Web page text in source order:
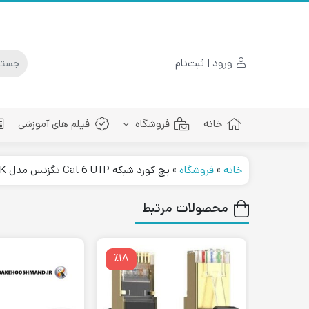
ورود | ثبت‌نام
خانه فروشگاه
پچ کورد فیبرنوری
فیلم های آموزشی
خانه »فروشگاه » پچ کورد شبکه Cat 6 UTP نگزنس مدل N116.P1A010OK
محصولات مرتبط
٪۱۸